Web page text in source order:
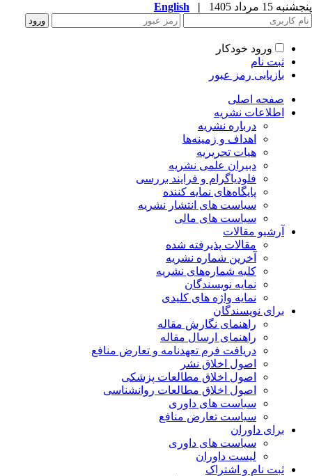
15 مرداد 1405 |
English
ورود خودکار
ثبت نام
بازیابی رمز عبور
صفحه اصلی
اطلاعات نشریه
درباره نشریه
اهداف و زمینه‌ها
هیات تحریریه
دبیران علمی نشریه
فلودیاگرام و فرایند بررسی
پایگاه‌های نمایه کننده
سیاست های انتشار نشریه
سیاست های مالی
آرشیو مقالات
مقالات پذیرفته شده
آخرین شماره نشریه
کلیه شماره‌های نشریه
نمایه نویسندگان
نمایه واژه های کلیدی
برای نویسندگان
راهنمای نگارش مقاله
راهنمای ارسال مقاله
دریافت فرم تعهدنامه و تعارض منافع
اصول اخلاق نشر
اصول اخلاق مطالعات پزشکی
اصول اخلاق مطالعات روانشناسی
سیاست های داوری
سیاست تعارض منافع
برای داوران
سیاست های داوری
لیست داوران
ثبت نام و اشتراک